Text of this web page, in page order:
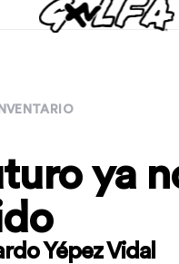
INVENTARIO
ya
Yépez Vidal